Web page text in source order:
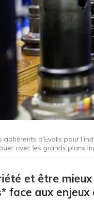
adhérents d’Evolis pour
avec les grands plans
et être
face aux